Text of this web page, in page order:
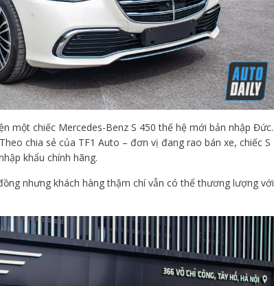
một chiếc Mercedes-Benz S 450 thế hệ mới bản nhập Đức.
chia sẻ của TF1 Auto – đơn vị đang rao bán xe, chiếc S
khẩu chính hãng.
nhưng khách hàng thậm chí vẫn có thể thương lượng với